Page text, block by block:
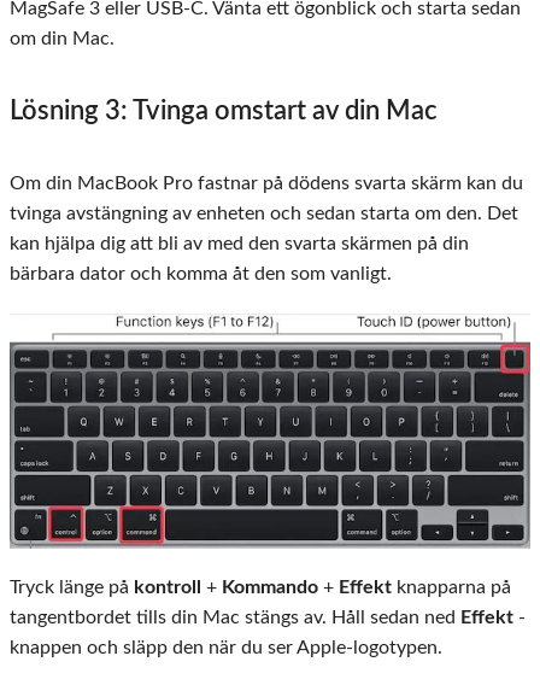
MagSafe 3 eller USB-C. Vänta ett ögonblick och starta sedan
om din Mac.
Lösning 3: Tvinga omstart av din Mac
Om din MacBook Pro fastnar på dödens svarta skärm kan du
tvinga avstängning av enheten och sedan starta om den. Det
kan hjälpa dig att bli av med den svarta skärmen på din
bärbara dator och komma åt den som vanligt.
Tryck länge på kontroll + Kommando + Effekt knapparna på
tangentbordet tills din Mac stängs av. Håll sedan ned Effekt -
knappen och släpp den när du ser Apple-logotypen.